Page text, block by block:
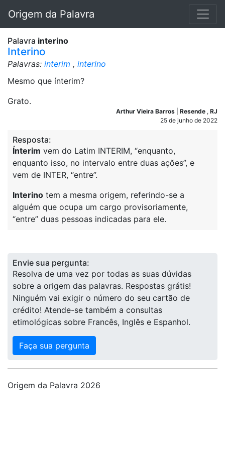
Origem da Palavra
Palavra interino
Interino
Palavras: interim , interino
Mesmo que ínterim?
Grato.
Arthur Vieira Barros Resende , RJ
25 de junho de 2022
Resposta:
Ínterim vem do Latim INTERIM, “enquanto,
enquanto isso, no intervalo entre duas ações”, e
vem de INTER, “entre”.
Interino tem a mesma origem, referindo-se a
alguém que ocupa um cargo provisoriamente,
“entre” duas pessoas indicadas para ele.
Envie sua pergunta:
Resolva de uma vez por todas as suas dúvidas
sobre a origem das palavras. Respostas grátis!
Ninguém vai exigir o número do seu cartão de
crédito! Atende-se também a consultas
etimológicas sobre Francês, Inglês e Espanhol.
Faça sua pergunta
Origem da Palavra 2026